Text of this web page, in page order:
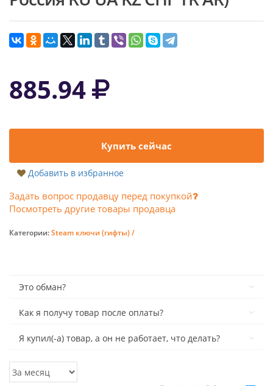
885.94
Купить сейчас
Добавить в избранное
Задать вопрос продавцу перед покупкой
Посмотреть другие товары продавца
Категории:Steam ключи (гифты) /
Это обман?
Как я получу товар после оплаты?
Я купил(-а) товар, а он не работает, что делать?